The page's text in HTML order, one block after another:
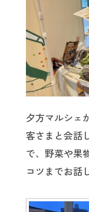
夕方マルシェ
客さまと会話
で、野菜や果
コツまでお話